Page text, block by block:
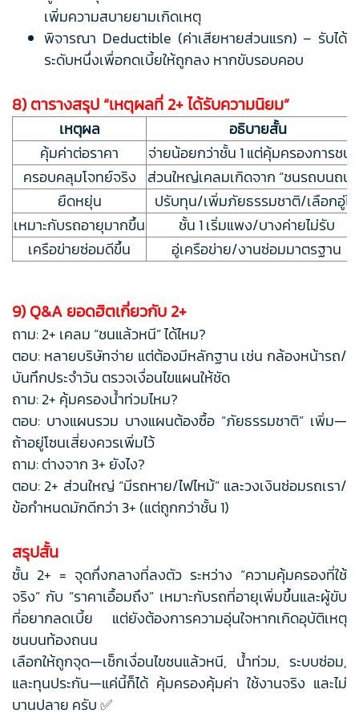
เพิ่มความสบายยามเกิดเหตุ
พิจารณา Deductible (ค่าเสียหายส่วนแรก) – รับได้
ระดับหนึ่งเพื่อกดเบี้ยให้ถูกลง หากขับรอบคอบ
8) ตารางสรุป “เหตุผลที่ 2+ ได้รับความนิยม”
เหตุผล
อธิบายสั้น
คุ้มค่าต่อราคา
จ่ายน้อยกว่าชั้น 1 แต่คุ้มครองการชน
ครอบคลุมโจทย์จริง ส่วนใหญ่เคลมเกิดจาก “ชนรถบนถน
ยืดหยุ่น
ปรับทุน/เพิ่มภัยธรรมชาติ/เลือกอู่ได้
เหมาะกับรถอายุมากขึ้น
ชั้น 1 เริ่มแพง/บางค่ายไม่รับ
เครือข่ายซ่อมดีขึ้น
อู่เครือข่าย/งานซ่อมมาตรฐาน
9) Q&A ยอดฮิตเกี่ยวกับ 2+
ถาม: 2+ เคลม “ชนแล้วหนี” ได้ไหม?
ตอบ: หลายบริษัทจ่าย แต่ต้องมีหลักฐาน เช่น กล้องหน้ารถ/
บันทึกประจำวัน ตรวจเงื่อนไขแผนให้ชัด
ถาม: 2+ คุ้มครองน้ำท่วมไหม?
ตอบ: บางแผนรวม บางแผนต้องซื้อ “ภัยธรรมชาติ” เพิ่ม—
ถ้าอยู่โซนเสี่ยงควรเพิ่มไว้
ถาม: ต่างจาก 3+ ยังไง?
ตอบ: 2+ ส่วนใหญ่ “มีรถหาย/ไฟไหม้” และวงเงินซ่อมรถเรา/
ข้อกำหนดมักดีกว่า 3+ (แต่ถูกกว่าชั้น 1)
สรุปสั้น
ชั้น 2+ = จุดกึ่งกลางที่ลงตัว ระหว่าง “ความคุ้มครองที่ใช้
จริง” กับ “ราคาเอื้อมถึง” เหมาะกับรถที่อายุเพิ่มขึ้นและผู้ขับ
ที่อยากลดเบี้ย แต่ยังต้องการความอุ่นใจหากเกิดอุบัติเหตุ
ชนบนท้องถนน
เลือกให้ถูกจุด—เช็กเงื่อนไขชนแล้วหนี, น้ำท่วม, ระบบซ่อม,
และทุนประกัน—แค่นี้ก็ได้ คุ้มครองคุ้มค่า ใช้งานจริง และไม่
บานปลาย ครับ ✅